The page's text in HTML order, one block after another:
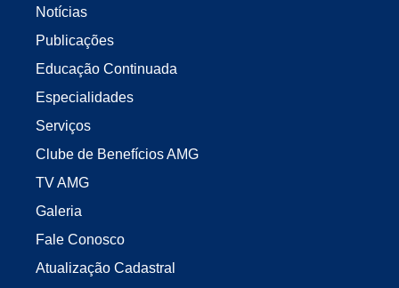
Notícias
Publicações
Educação Continuada
Especialidades
Serviços
Clube de Benefícios AMG
TV AMG
Galeria
Fale Conosco
Atualização Cadastral